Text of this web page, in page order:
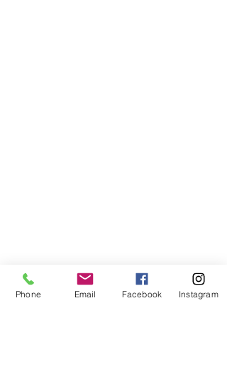
Phone Email Facebook Instagram